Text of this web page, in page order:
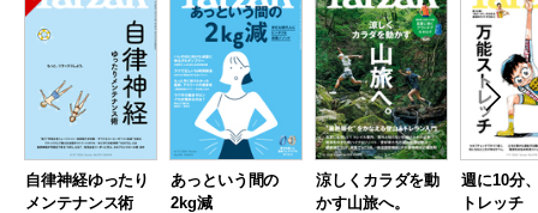
自律神経ゆったり
メンテナンス術
あっという間の
2kg減
涼しくカラダを動
かす山旅へ。
週に10分
トレッチ